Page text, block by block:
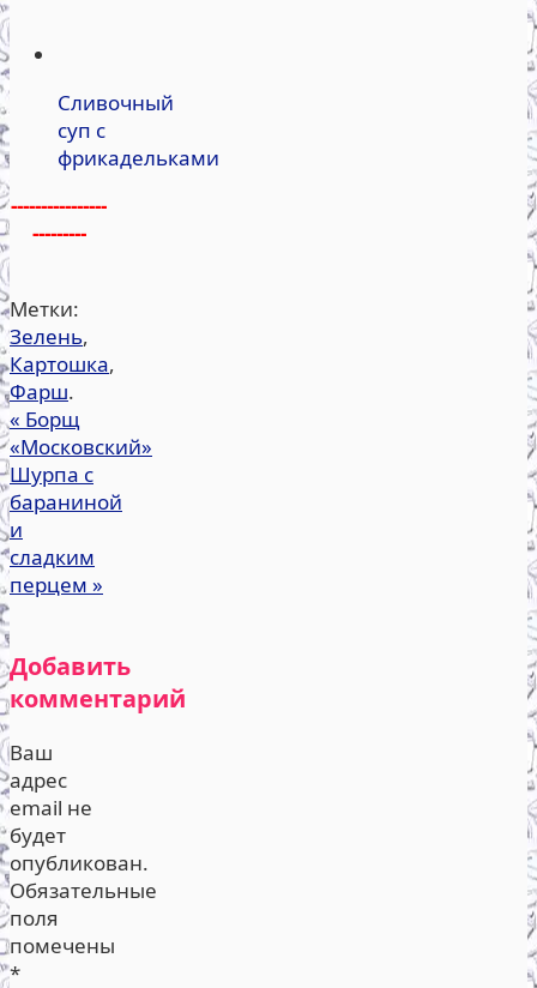
Сливочный
суп с
фрикадельками
----------------
---------
Метки:
Зелень,
Картошка,
Фарш.
« Борщ
«Московский»
Шурпа с
бараниной
и
сладким
перцем »
Добавить
комментарий
Ваш
адрес
email не
будет
опубликован.
Обязательные
поля
помечены
*